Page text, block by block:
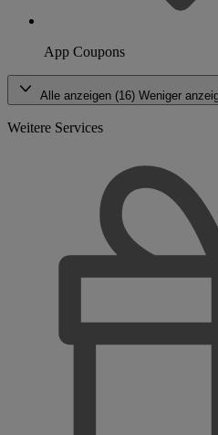
App Coupons
Alle anzeigen (16) Weniger
Weitere Services